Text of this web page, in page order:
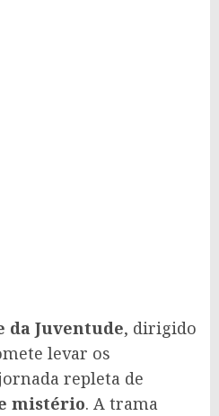
da Juventude, dirigido
levar os
repleta de
mistério. A trama